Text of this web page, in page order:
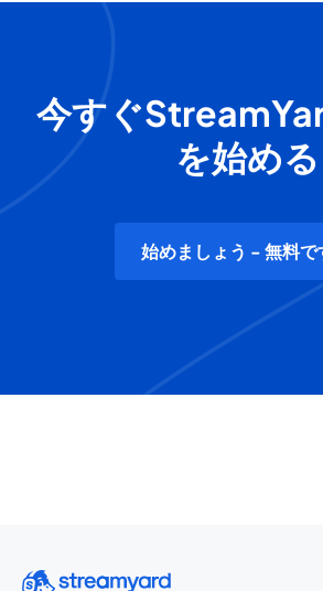
今すぐ
を始める
始めましょう - 無料で